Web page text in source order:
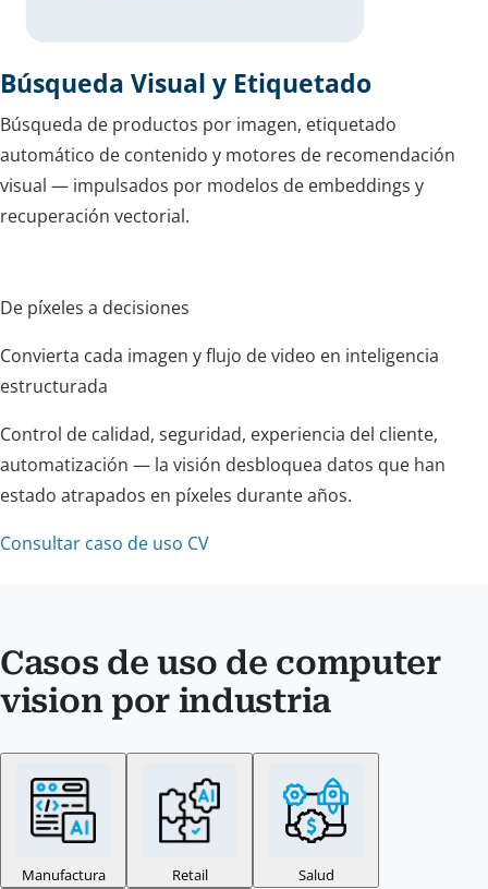
Búsqueda Visual y Etiquetado
Búsqueda de productos por imagen, etiquetado
automático de contenido y motores de recomendación
visual — impulsados por modelos de embeddings y
recuperación vectorial.
De píxeles a decisiones
Convierta cada imagen y flujo de video en inteligencia
estructurada
Control de calidad, seguridad, experiencia del cliente,
automatización — la visión desbloquea datos que han
estado atrapados en píxeles durante años.
Consultar caso de uso CV
Casos de uso de computer
vision por industria
Manufactura Retail Salud